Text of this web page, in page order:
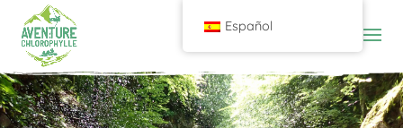
Español